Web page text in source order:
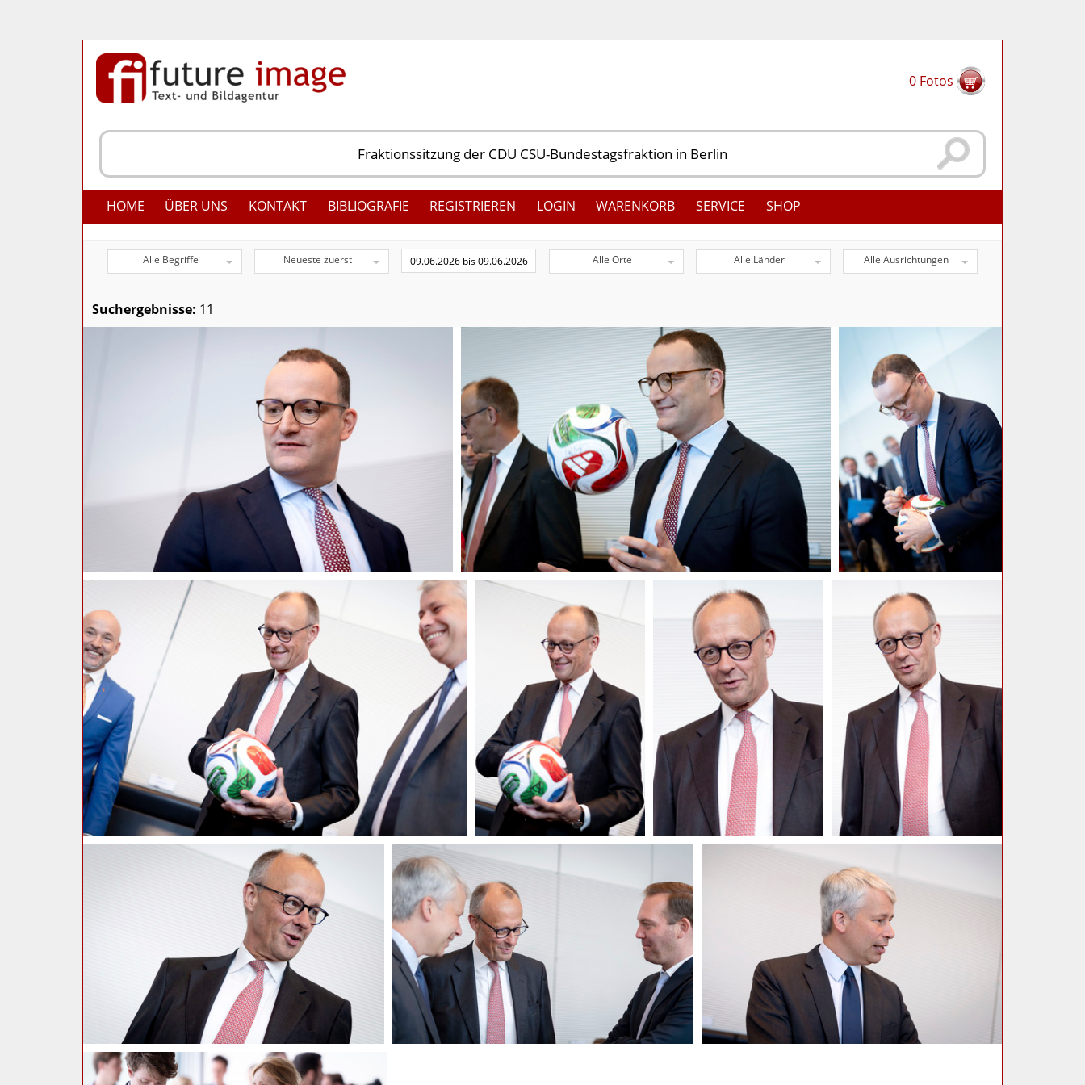
0 Fotos
HOME ÜBER UNS KONTAKT BIBLIOGRAFIE REGISTRIEREN LOGIN WARENKORB SERVICE SHOP
Alle Begriffe Neueste zuerst Alle Orte Alle Länder Alle Ausrichtungen
Suchergebnisse: 11